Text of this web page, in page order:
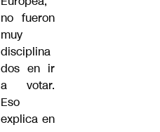
no fueron
muy
disciplina
dos en ir
a votar.
Eso
explica en